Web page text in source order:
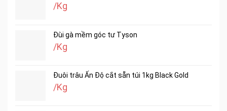
/Kg
Đùi gà mềm góc tư Tyson
/Kg
Đuôi trâu Ấn Độ cắt sẵn túi 1kg Black Gold
/Kg